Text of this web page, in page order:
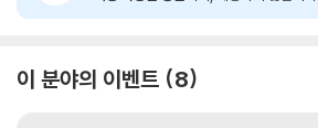
이 분야의 이벤트 8